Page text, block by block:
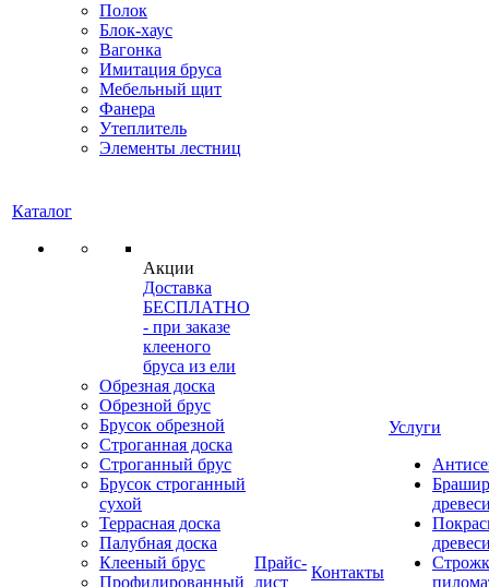
Полок
Блок-хаус
Вагонка
Имитация бруса
Мебельный щит
Фанера
Утеплитель
Элементы лестниц
Каталог
Акции
Доставка
БЕСПЛАТНО
- при заказе
клееного
бруса из ели
Обрезная доска
Обрезной брус
Брусок обрезной
Строганная доска
Строганный брус
Брусок строганный
сухой
Террасная доска
Палубная доска
Клееный брус
Профилированный
Прайс-
лист
Контакты
Услуги